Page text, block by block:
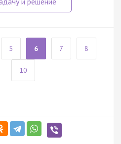
5 6 7 8
10